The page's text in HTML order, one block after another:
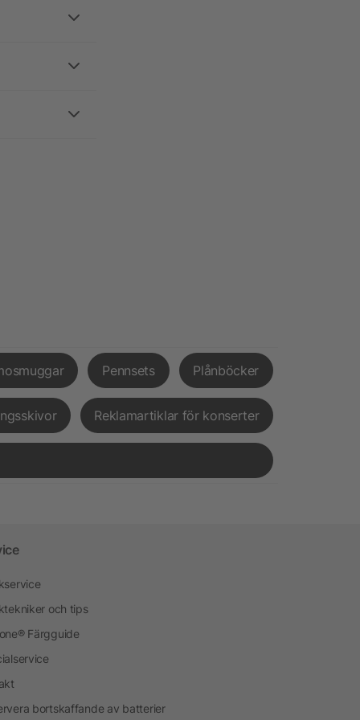
Pennsets Plånböcker
Reklamartiklar för konserter
och tips
Färgguide
bortskaffande av batterier